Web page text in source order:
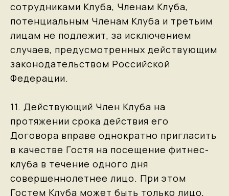
сотрудниками Клуба, Членам Клуба,
потенциальным Членам Клуба и третьим
лицам не подлежит, за исключением
случаев, предусмотренных действующим
законодательством Российской
Федерации.
11. Действующий Член Клуба на
протяжении срока действия его
Договора вправе однократно пригласить
в качестве Гостя на посещение фитнес-
клуба в течение одного дня
совершеннолетнее лицо. При этом
Гостем Клуба может быть только лицо,